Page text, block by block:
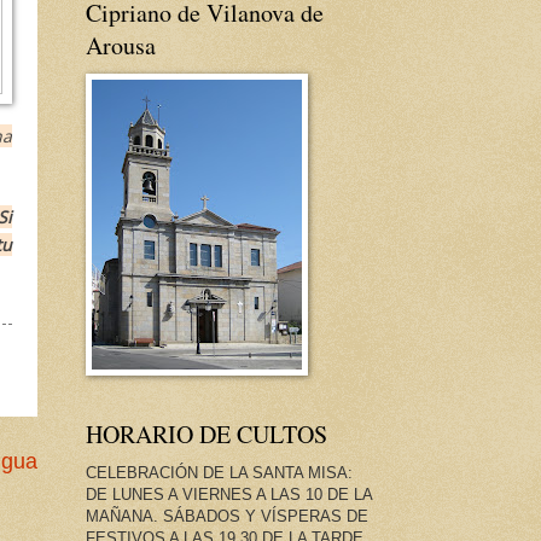
Cipriano de Vilanova de
Arousa
HORARIO DE CULTOS
CELEBRACIÓN DE LA SANTA MISA:
DE LUNES A VIERNES A LAS 10 DE LA
MAÑANA. SÁBADOS Y VÍSPERAS DE